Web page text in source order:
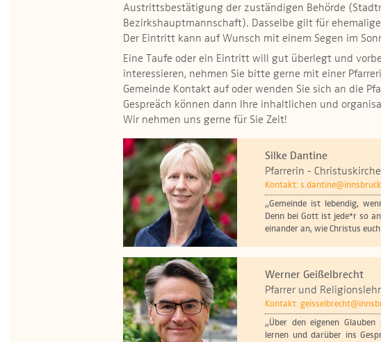
Austrittsbestätigung der zuständigen Behörde
Bezirkshauptmannschaft). Dasselbe gilt für
Der Eintritt kann auf Wunsch mit einem Segen im
Eine Taufe oder ein Eintritt will gut überlegt und
interessieren, nehmen Sie bitte gerne mit einer
Gemeinde Kontakt auf oder wenden Sie sich an die
Gespreäch können dann Ihre inhaltlichen und
Wir nehmen uns gerne für Sie Zeit!
Silke Dantine
Pfarrerin - Christuskirche
Kontakt:
„Gemeinde ist lebendig,
Denn bei Gott ist jede*r so
einander an, wie Christus
Werner Geißelbrecht
Pfarrer und
Kontakt:
„Über den eigenen Glauben
lernen und darüber ins